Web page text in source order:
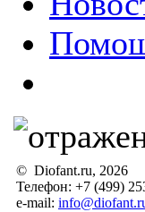
© Diofant.ru, 2026
Телефон: +7 (499)
e-mail: